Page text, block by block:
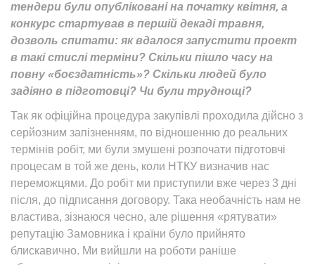
тендери були опубліковані на початку квітня, а
конкурс стартував в першій декаді травня,
дозволь спитати: як вдалося запустити проект
в такі стислі терміни? Скільки пішло часу на
повну «боєздатність»? Скільки людей було
задіяно в підготовці? Чи були труднощі?
Так як офіційна процедура закупівлі проходила дійсно з
серйозним запізненням, по відношенню до реальних
термінів робіт, ми були змушені розпочати підготовчі
процесам в той же день, коли НТКУ визначив нас
переможцями. До робіт ми приступили вже через 3 дні
після, до підписання договору. Така необачність нам не
властива, зізнаюся чесно, але рішення «рятувати»
репутацію Замовника і країни було прийнято
блискавично. Ми вийшли на роботи раніше